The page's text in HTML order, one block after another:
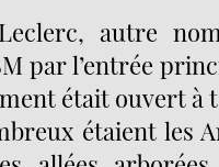
autre
par l’entrée
était ouvert à
étaient les